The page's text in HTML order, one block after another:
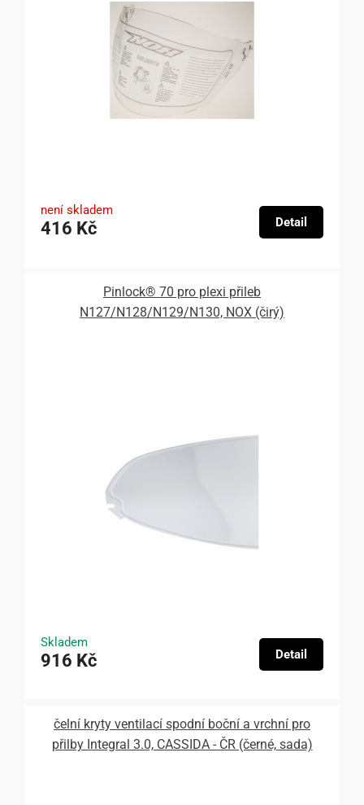
není skladem
416 Kč Detail
Pinlock® 70 pro plexi přileb
N127/N128/N129/N130, NOX (čirý)
Skladem
916 Kč Detail
čelní kryty ventilací spodní boční a vrchní pro
přilby Integral 3.0, CASSIDA - ČR (černé, sada)